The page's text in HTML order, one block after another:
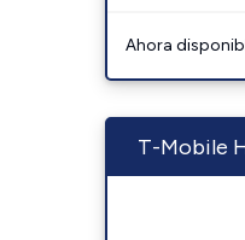
Ahora
T-Mobile